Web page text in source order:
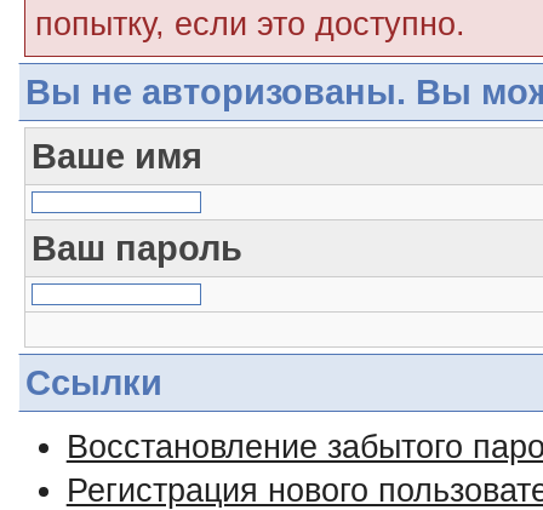
попытку, если это доступно.
Вы не авторизованы. Вы
Ваше имя
Ваш пароль
Ссылки
Восстановление забытого
Регистрация нового